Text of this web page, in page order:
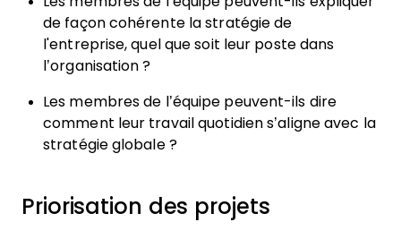
de façon cohérente la stratégie de
l'entreprise, quel que soit leur poste dans
l’organisation ?
Les membres de l’équipe peuvent-ils dire
comment leur travail quotidien s’aligne avec la
stratégie globale ?
Priorisation des projets